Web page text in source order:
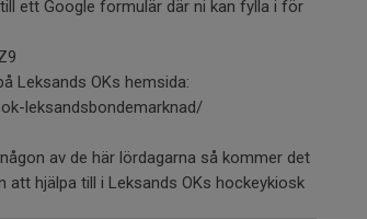
ett Google formulär där ni kan fylla i för
Leksands OKs hemsida:
leksandsbondemarknad/
av de här lördagarna så kommer det
hjälpa till i Leksands OKs hockeykiosk